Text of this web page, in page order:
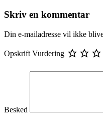
Skriv en kommentar
Din e-mailadresse vil ikke
Opskrift Vurdering
Besked